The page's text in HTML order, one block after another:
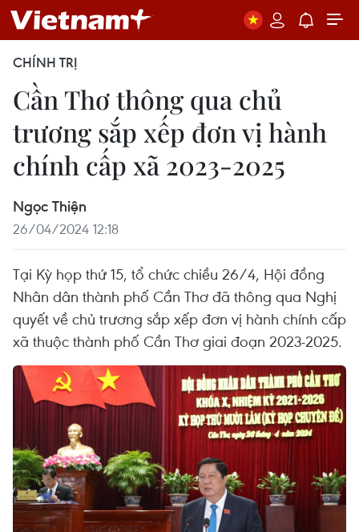
CHÍNH TRỊ
Cần Thơ thông qua chủ
trương sắp xếp đơn vị hành
chính cấp xã 2023-2025
Ngọc Thiện
26/04/2024 12:18
Tại Kỳ họp thứ 15, tổ chức chiều 26/4, Hội đồng
Nhân dân thành phố Cần Thơ đã thông qua Nghị
quyết về chủ trương sắp xếp đơn vị hành chính cấp
xã thuộc thành phố Cần Thơ giai đoạn 2023-2025.